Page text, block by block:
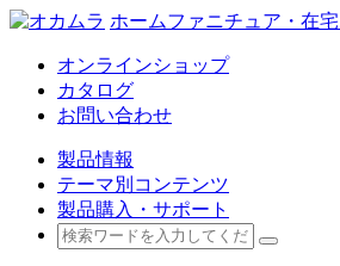
ホームファニチュア・在
オンラインショップ
カタログ
お問い合わせ
製品情報
テーマ別コンテンツ
製品購入・サポート